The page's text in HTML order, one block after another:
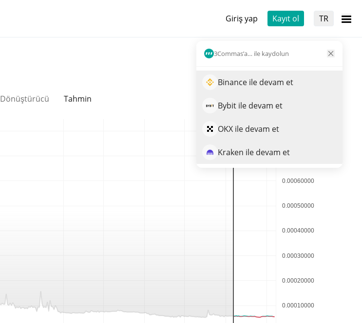
Giriş yap Kayıt ol TR
3Commas’a… ile kaydolun
Binance ile devam et
Bybit ile devam et
OKX ile devam et
Kraken ile devam et
Dönüştürücü Tahmin